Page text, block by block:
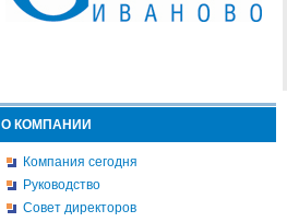
О КОМПАНИИ
Компания сегодня
Руководство
Совет директоров